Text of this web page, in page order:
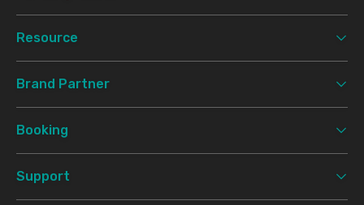
Resource
Brand Partner
Booking
Support